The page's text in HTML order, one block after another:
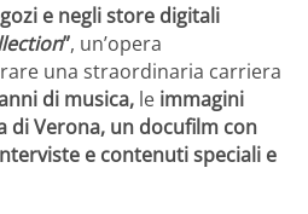
e negli store digitali
”, un’opera
una straordinaria carriera
di musica, le immagini
di Verona, un docufilm con
e contenuti speciali e